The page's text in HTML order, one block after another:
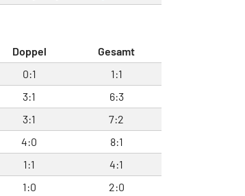
Doppel
Gesamt
0:1
1:1
3:1
6:3
3:1
7:2
4:0
8:1
1:1
4:1
1:0
2:0